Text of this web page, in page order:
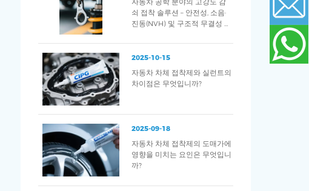
자동차 공학 분야의 고강도 감
쇠 접착 솔루션 – 안전성, 소음·
진동(NVH) 및 구조적 무결성 향
2025-10-15
자동차 차체 접착제와 실런트의
차이점은 무엇입니까?
2025-09-18
자동차 차체 접착제의 도매가에
영향을 미치는 요인은 무엇입니
까?
Email